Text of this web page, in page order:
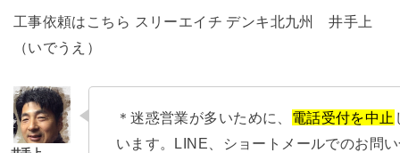
工事依頼はこちら スリーエイチ デンキ北九州 井手上
（いでうえ）
＊迷惑営業が多いために、 電話受付を中止
います。LINE、ショートメールでのお問